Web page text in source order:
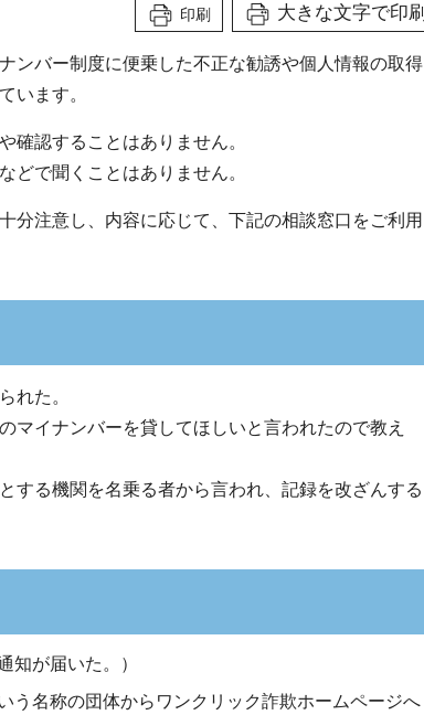
印刷 大きな文字で印刷
ンバー制度に便乗した不正な勧誘や個人情報の取得
います。
確認することはありません。
どで聞くことはありません。
分注意し、内容に応じて、下記の相談窓口をご利用
れた。
マイナンバーを貸してほしいと言われたので教え
する機関を名乗る者から言われ、記録を改ざんする
が届いた。）
名称の団体からワンクリック詐欺ホームページへ